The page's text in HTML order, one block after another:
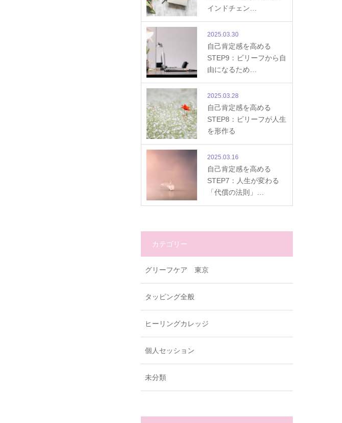
インドチェン…
2025.03.30
自己肯定感を高める
STEP9：ビリーフから自
由になるため…
2025.03.28
自己肯定感を高める
STEP8：ビリーフが人生
を形作る
2025.03.16
自己肯定感を高める
STEP7：人生が変わる
「代償の法則」…
カテゴリー
グリーフケア 東京
タッピング全般
ヒーリングカレッジ
個人セッション
未分類